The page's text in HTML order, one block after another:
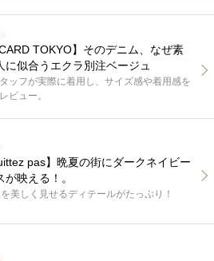
CARD TOKYO】そのデニム、なぜ素
に似合うエクラ別注ベージュ
ッフが実際に着用し、サイズ感や着用感を
ビュー。
pas】晩夏の街にダークネイビー
が映える！。
美しく見せるディテールがたっぷり！